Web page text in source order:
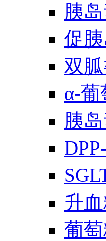
胰
促
双
α-
胰
升
葡